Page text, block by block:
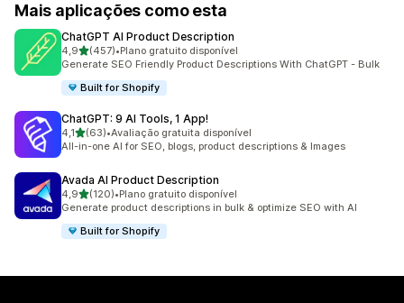
Mais aplicações como esta
ChatGPT AI Product Description
4,9de 5 estrelas
(457)
457 total de avaliações
•Plano gratuito disponível
Generate SEO Friendly Product Descriptions With ChatGPT - Bulk
Built for Shopify
ChatGPT: 9 AI Tools, 1 App!
4,1de 5 estrelas
(63)
63 total de avaliações
•Avaliação gratuita disponível
All-in-one AI for SEO, blogs, product descriptions & Images
Avada AI Product Description
4,9de 5 estrelas
(120)
120 total de avaliações
•Plano gratuito disponível
Generate product descriptions in bulk & optimize SEO with AI
Built for Shopify